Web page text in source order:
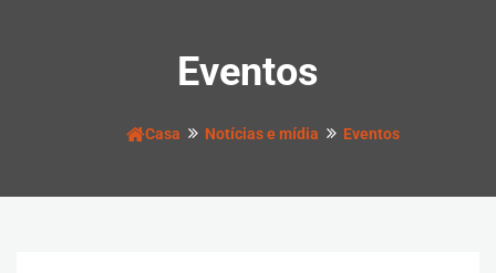
Eventos
Casa Notícias e mídia Eventos